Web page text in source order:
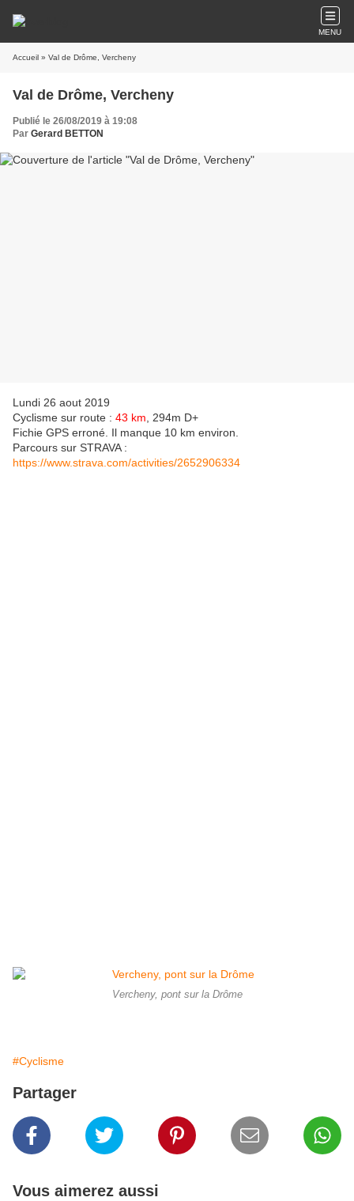
MENU
Accueil » Val de Drôme, Vercheny
Val de Drôme, Vercheny
Publié le 26/08/2019 à 19:08
Par Gerard BETTON
Lundi 26 aout 2019
Cyclisme sur route : 43 km , 294m D+
Fichie GPS erroné. Il manque 10 km environ.
Parcours sur STRAVA :
https://www.strava.com/activities/2652906334
Vercheny, pont sur la Drôme
#Cyclisme
Partager
Vous aimerez aussi